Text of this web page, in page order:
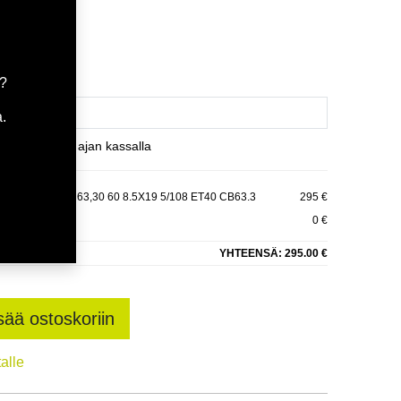
varaamaan ajan kassalla
5-108 E40 C63,30 60 8.5X19 5/108 ET40 CB63.3
295 €
0 €
YHTEENSÄ: 295.00 €
ostoskoriin